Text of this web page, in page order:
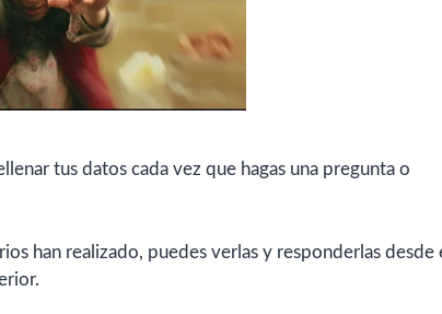
tus datos cada vez que hagas una pregunta o
han realizado, puedes verlas y responderlas desde